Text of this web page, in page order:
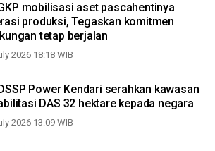
mobilisasi aset pascahentinya
produksi, Tegaskan komitmen
tetap berjalan
2026 18:18 WIB
Power Kendari serahkan kawasan
DAS 32 hektare kepada negara
2026 13:09 WIB